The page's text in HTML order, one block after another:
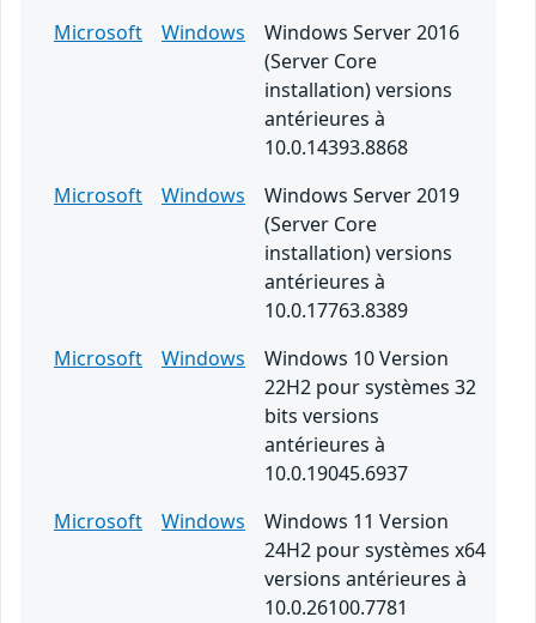
Microsoft
Windows
Windows Server 2016
(Server Core
installation) versions
antérieures à
10.0.14393.8868
Microsoft
Windows
Windows Server 2019
(Server Core
installation) versions
antérieures à
10.0.17763.8389
Microsoft
Windows
Windows 10 Version
22H2 pour systèmes 32
bits versions
antérieures à
10.0.19045.6937
Microsoft
Windows
Windows 11 Version
24H2 pour systèmes x64
versions antérieures à
10.0.26100.7781